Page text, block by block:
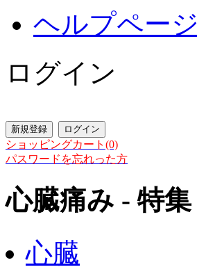
ヘルプページ
ログイン
ショッピングカート(0)
パスワードを忘れった方
心臓痛み - 特集
心臓